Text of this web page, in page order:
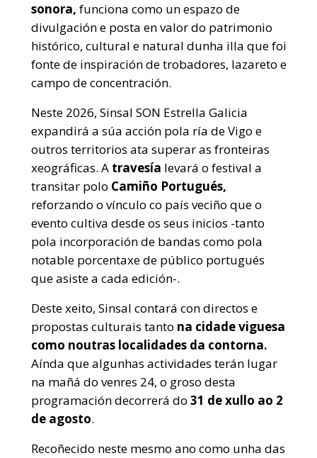
sonora, funciona como un espazo de
divulgación e posta en valor do patrimonio
histórico, cultural e natural dunha illa que foi
fonte de inspiración de trobadores, lazareto e
campo de concentración.
Neste 2026, Sinsal SON Estrella Galicia
expandirá a súa acción pola ría de Vigo e
outros territorios ata superar as fronteiras
xeográficas. A travesía levará o festival a
transitar polo Camiño Portugués,
reforzando o vínculo co país veciño que o
evento cultiva desde os seus inicios -tanto
pola incorporación de bandas como pola
notable porcentaxe de público portugués
que asiste a cada edición-.
Deste xeito, Sinsal contará con directos e
propostas culturais tanto na cidade viguesa
como noutras localidades da contorna.
Aínda que algunhas actividades terán lugar
na mañá do venres 24, o groso desta
programación decorrerá do 31 de xullo ao 2
de agosto.
Recoñecido neste mesmo ano como unha das